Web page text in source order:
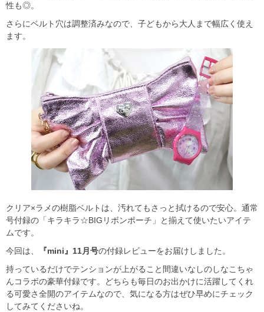
性も◎。
さらにベルト穴は調整済みなので、子どもから大人まで幅広く使え
ます。
クリア×ラメの樹脂ベルトは、汚れてもさっと拭けるので安心。通常
号付録の「キラキラ☆BIGリボンポーチ」と揃えて使いたいアイテ
ムです。
今回は、
『mini』11月号の付録レビューをお届けしました。
持っているだけでテンションが上がること間違いなしのしなこちゃ
んコラボの豪華付録です。どちらも毎日のお出かけに活躍してくれ
る可愛さ全開のアイテムなので、気になる方はぜひ早めにチェック
してみてくださいね。